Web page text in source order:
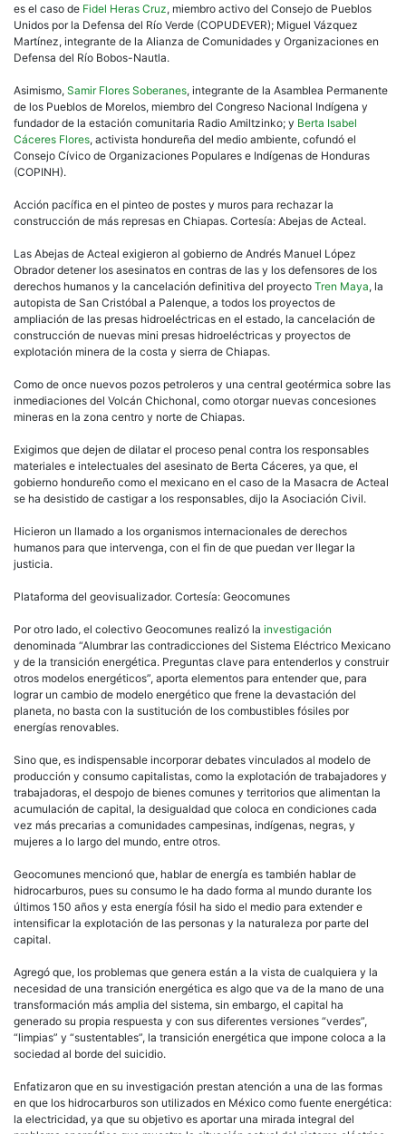
es el caso de Fidel Heras Cruz, miembro activo del Consejo de Pueblos
Unidos por la Defensa del Río Verde (COPUDEVER); Miguel Vázquez
Martínez, integrante de la Alianza de Comunidades y Organizaciones en
Defensa del Río Bobos-Nautla.
Asimismo, Samir Flores Soberanes, integrante de la Asamblea Permanente
de los Pueblos de Morelos, miembro del Congreso Nacional Indígena​ y
fundador de la estación comunitaria Radio Amiltzinko; y Berta Isabel
Cáceres Flores, activista hondureña del medio ambiente, ​​cofundó el
Consejo Cívico de Organizaciones Populares e Indígenas de Honduras
(COPINH).
Acción pacífica en el pinteo de postes y muros para rechazar la
construcción de más represas en Chiapas. Cortesía: Abejas de Acteal.
Las Abejas de Acteal exigieron al gobierno de Andrés Manuel López
Obrador detener los asesinatos en contras de las y los defensores de los
derechos humanos y la cancelación definitiva del proyecto Tren Maya, la
autopista de San Cristóbal a Palenque, a todos los proyectos de
ampliación de las presas hidroeléctricas en el estado, la cancelación de
construcción de nuevas mini presas hidroeléctricas y proyectos de
explotación minera de la costa y sierra de Chiapas.
Como de once nuevos pozos petroleros y una central geotérmica sobre las
inmediaciones del Volcán Chichonal, como otorgar nuevas concesiones
mineras en la zona centro y norte de Chiapas.
Exigimos que dejen de dilatar el proceso penal contra los responsables
materiales e intelectuales del asesinato de Berta Cáceres, ya que, el
gobierno hondureño como el mexicano en el caso de la Masacra de Acteal
se ha desistido de castigar a los responsables, dijo la Asociación Civil.
Hicieron un llamado a los organismos internacionales de derechos
humanos para que intervenga, con el fin de que puedan ver llegar la
justicia.
Plataforma del geovisualizador. Cortesía: Geocomunes
Por otro lado, el colectivo Geocomunes realizó la investigación
denominada “Alumbrar las contradicciones del Sistema Eléctrico Mexicano
y de la transición energética. Preguntas clave para entenderlos y construir
otros modelos energéticos”, aporta elementos para entender que, para
lograr un cambio de modelo energético que frene la devastación del
planeta, no basta con la sustitución de los combustibles fósiles por
energías renovables.
Sino que, es indispensable incorporar debates vinculados al modelo de
producción y consumo capitalistas, como la explotación de trabajadores y
trabajadoras, el despojo de bienes comunes y territorios que alimentan la
acumulación de capital, la desigualdad que coloca en condiciones cada
vez más precarias a comunidades campesinas, indígenas, negras, y
mujeres a lo largo del mundo, entre otros.
Geocomunes mencionó que, hablar de energía es también hablar de
hidrocarburos, pues su consumo le ha dado forma al mundo durante los
últimos 150 años y esta energía fósil ha sido el medio para extender e
intensificar la explotación de las personas y la naturaleza por parte del
capital.
Agregó que, los problemas que genera están a la vista de cualquiera y la
necesidad de una transición energética es algo que va de la mano de una
transformación más amplia del sistema, sin embargo, el capital ha
generado su propia respuesta y con sus diferentes versiones “verdes”,
“limpias” y “sustentables”, la transición energética que impone coloca a la
sociedad al borde del suicidio.
Enfatizaron que en su investigación prestan atención a una de las formas
en que los hidrocarburos son utilizados en México como fuente energética:
la electricidad, ya que su objetivo es aportar una mirada integral del